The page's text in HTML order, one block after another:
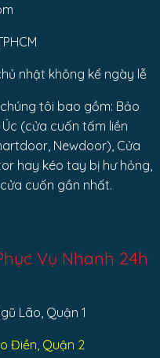
nhật không kể ngày lễ
tôi bao gồm: Bảo
(cửa cuốn tấm liền
Newdoor), Cửa
hay kéo tay bị hư hỏng,
cuốn gần nhất.
Vụ Nhanh 24h
Lão, Quận 1
Điền, Quận 2